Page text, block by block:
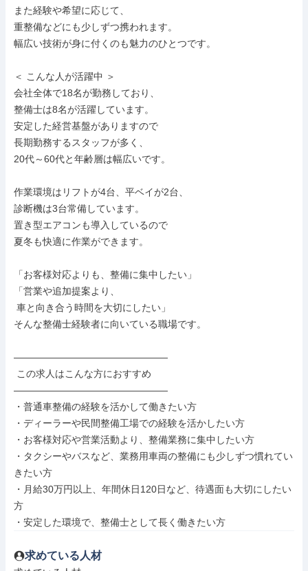
また経験や希望に応じて、
重整備などにも少しずつ携われます。
幅広い技術が身に付くのも魅力のひとつです。
＜ こんな人が活躍中 ＞
会社全体で18名が勤務しており、
整備士は8名が活躍しています。
安定した経営基盤がありますので
長期勤務するスタッフが多く、
20代～60代と年齢層は幅広いです。
作業環境はリフトが4台、平ベイが2台、
診断機は3台常備しています。
置き型エアコンも導入しているので
夏冬も快適に作業ができます。
「お客様対応よりも、整備に集中したい」
「営業や追加提案より、
そんな整備士経験者に向いている職場です。
――――――――――――――――
――――――――――――――――
・普通車整備の経験を活かして働きたい方
・ディーラーや民間整備工場での経験を活かしたい方
・お客様対応や営業活動より、整備業務に集中したい方
・タクシーやバスなど、業務用車両の整備にも少しずつ慣れてい
きたい方
・月給30万円以上、年間休日120日など、待遇面も大切にしたい
方
・安定した環境で、整備士として長く働きたい方
求めている人材